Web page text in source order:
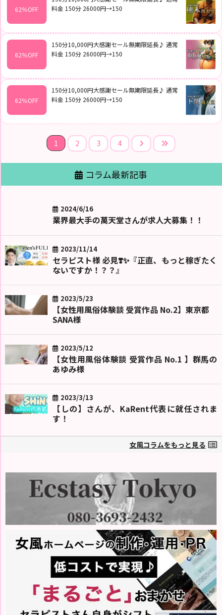
62％OFF
料金 150分 26000円→150
62％OFF
150分10,000円大感謝セール無期限延長♪ 通常
料金 150分 26000円→150
62％OFF
150分10,000円大感謝セール無期限延長♪ 通常
料金 150分 26000円→150
1 2 3 4
コラム最新記事
2024/6/16
業界最大手の萬天堂さんが求人大募集！！
2023/11/14
セラピスト様 必見❣️✨『正直、もっと稼ぎたく
ないですか！？？』
2023/5/23
【女性用風俗体験談 受賞作品 No.2】東京都
SANA様
2023/5/12
【女性用風俗体験談 受賞作品 No.1 】群馬の
あゆみ様
2023/3/13
【しの】さんが、KaRent代表に就任されま
す！
女風コラムをもっと見る